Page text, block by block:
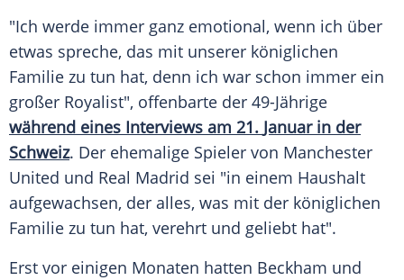
"Ich werde immer ganz emotional, wenn ich über
etwas spreche, das mit unserer königlichen
Familie zu tun hat, denn ich war schon immer ein
großer Royalist", offenbarte der 49-Jährige
während eines Interviews am 21. Januarin der
Schweiz. Der ehemalige Spieler von Manchester
United und Real Madrid sei "in einem Haushalt
aufgewachsen, der alles, was mit der königlichen
Familie zu tun hat, verehrt und geliebt hat".
Erst vor einigen Monaten hatten Beckham und